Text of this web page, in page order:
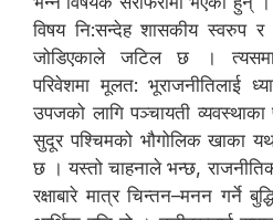
विषय नि:सन्देह शासकीय स्वरुप
जोडिएकाले जटिल छ ।
परिवेशमा मूलत: भूराजनीतिलाई
उपजको लागि पञ्चायती व्यवस्थाका
सुदूर पश्चिमको भौगोलिक खाका
छ । यस्तो चाहनाले भन्छ,
रक्षाबारे मात्र चिन्तन–मनन गर्ने